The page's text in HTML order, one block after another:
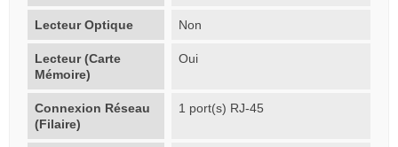
Lecteur Optique Non
Lecteur (Carte
Mémoire)
Oui
Connexion Réseau
(Filaire)
1 port(s) RJ-45